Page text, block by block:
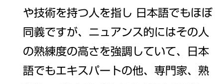
や技術を持つ人を指し 日本語でもほぼ
同義ですが、ニュアンス的にはその人
の熟練度の高さを強調していて、日本
語でもエキスパートの他、専門家、熟